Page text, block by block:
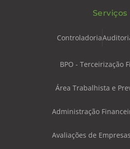
Serviços
Controladoria
BPO - Terceirização
Área Trabalhista e
Administração
Avaliações de